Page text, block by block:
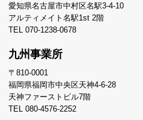
愛知県名古屋市中村区名駅3-4-10
アルティメイト名駅1st 2階
TEL 070-1238-0678
九州事業所
〒810-0001
福岡県福岡市中央区天神4-6-28
天神ファーストビル7階
TEL 080-4576-2252